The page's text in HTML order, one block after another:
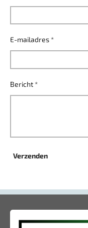
E-mailadres *
Bericht *
Verzenden